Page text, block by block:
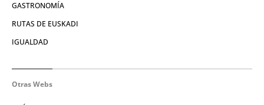
GASTRONOMÍA
RUTAS DE EUSKADI
IGUALDAD
Otras Webs